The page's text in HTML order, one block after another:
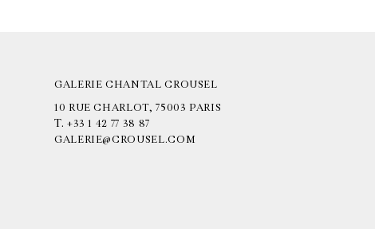
GALERIE CHANTAL CROUSEL
10 RUE CHARLOT, 75003 PARIS
T. +33 1 42 77 38 87
GALERIE@CROUSEL.COM